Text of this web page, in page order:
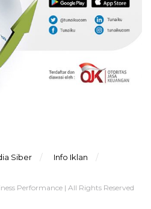
Siber
Info Iklan
Performance | All Rights Reserved